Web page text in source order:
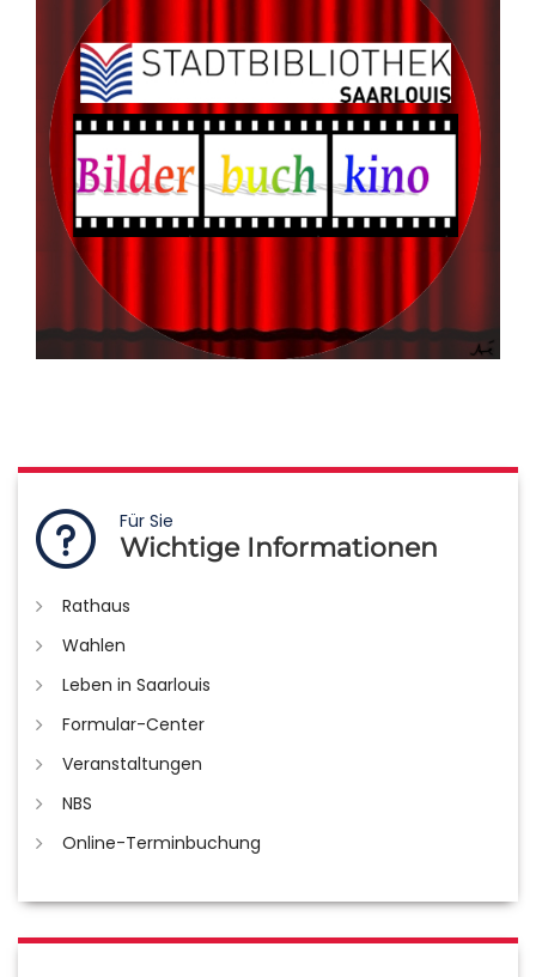
Für Sie
Wichtige Informationen
Rathaus
Wahlen
Leben in Saarlouis
Formular-Center
Veranstaltungen
NBS
Online-Terminbuchung